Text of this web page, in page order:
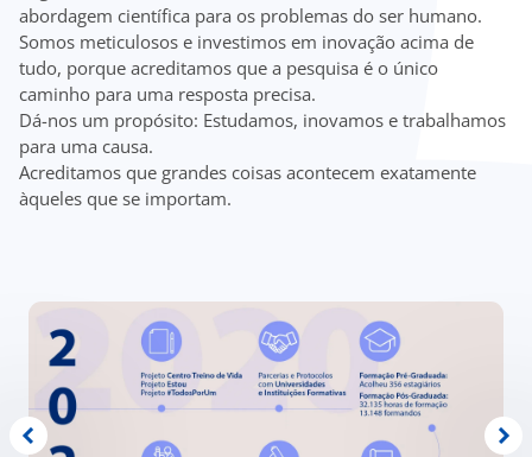
Sport
a nós
abordagem científica para os problemas do ser humano.
Somos meticulosos e investimos em inovação acima de
tudo, porque acreditamos que a pesquisa é o único
caminho para uma resposta precisa.
Dá-nos um propósito: Estudamos, inovamos e trabalhamos
para uma causa.
Acreditamos que grandes coisas acontecem exatamente
àqueles que se importam.